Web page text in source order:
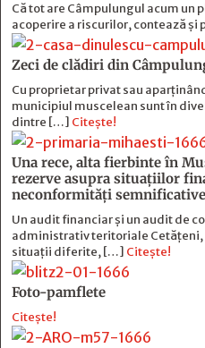
Că tot are Câmpulungul acum un
acoperire a riscurilor, contează și
Zeci de clădiri din
Cu proprietar privat sau
municipiul muscelean sunt în
dintre […] Citește!
Una rece, alta fierbinte în
rezerve asupra situaţiilor
neconformităţi semnificative
Un audit financiar și un audit de
administrativ teritoriale
situații diferite, […] Citește!
Foto-pamflete
Citește!